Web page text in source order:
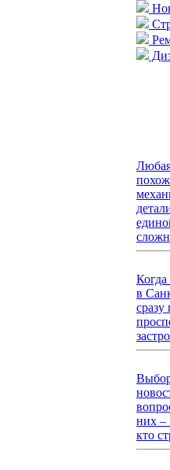
Когда
в
них –
кто